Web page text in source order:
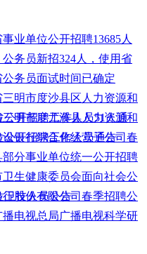
业单位公开招聘13685人
务员新招324人，使用省
公务员面试时间已确定
三明市度沙县区人力资源和
开招聘工作人员51人通
三明市度尤溪县人力资源和
开招聘工作人员通告
设银行综合化经营子公司春
部分事业单位统一公开招聘
卫生健康委员会面向社会公
卫技人员公告
行股份有限公司春季招聘公
播电视总局广播电视科学研